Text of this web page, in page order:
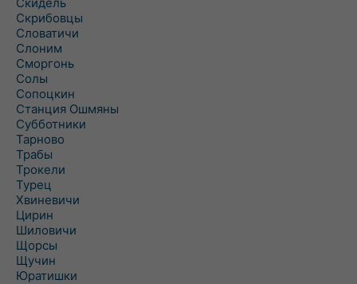
Скрибовцы
Словатичи
Слоним
Сморгонь
Солы
Сопоцкин
Станция Ошмяны
Субботники
Тарново
Трабы
Трокели
Турец
Хвиневичи
Цирин
Шиловичи
Щорсы
Щучин
Юратишки